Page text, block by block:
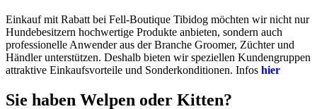
Einkauf mit Rabatt bei Fell-Boutique Tibidog möchten wir nicht nur
Hundebesitzern hochwertige Produkte anbieten, sondern auch
professionelle Anwender aus der Branche Groomer, Züchter und
Händler unterstützen. Deshalb bieten wir speziellen Kundengruppen
attraktive Einkaufsvorteile und Sonderkonditionen. Infos hier
Sie haben Welpen oder Kitten?